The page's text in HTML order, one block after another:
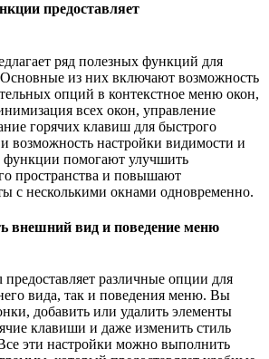
предоставляет
ряд полезных функций для
из них включают возможность
опций в контекстное меню окон,
всех окон, управление
горячих клавиш для быстрого
возможность настройки видимости и
функции помогают улучшить
пространства и повышают
с несколькими окнами одновременно.
внешний вид и поведение меню
предоставляет различные опции для
вида, так и поведения меню. Вы
добавить или удалить элементы
клавиши и даже изменить стиль
эти настройки можно выполнить